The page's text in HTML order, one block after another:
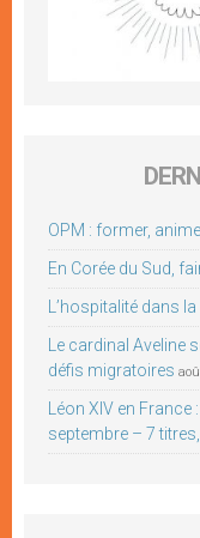
OPM : former,
En Corée du Sud,
L’hospitalité dans la
Le cardinal Aveline
défis migratoires
Léon XIV en France
septembre – 7